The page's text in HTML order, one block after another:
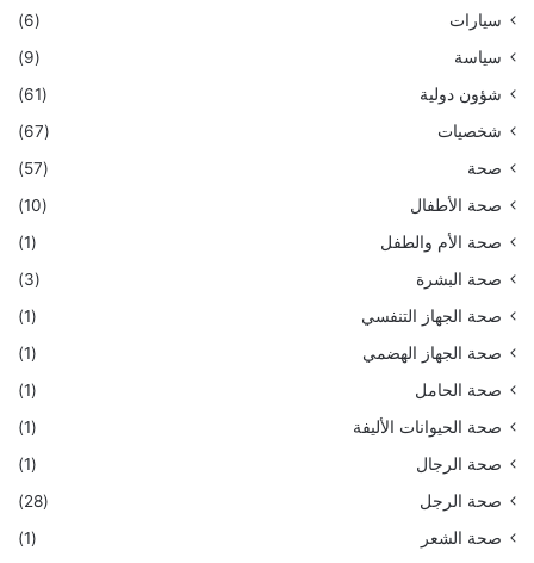
سيارات
(6)
سياسة
(9)
شؤون دولية
(61)
شخصيات
(67)
صحة
(57)
صحة الأطفال
(10)
صحة الأم والطفل
(1)
صحة البشرة
(3)
صحة الجهاز التنفسي
(1)
صحة الجهاز الهضمي
(1)
صحة الحامل
(1)
صحة الحيوانات الأليفة
(1)
صحة الرجال
(1)
صحة الرجل
(28)
صحة الشعر
(1)